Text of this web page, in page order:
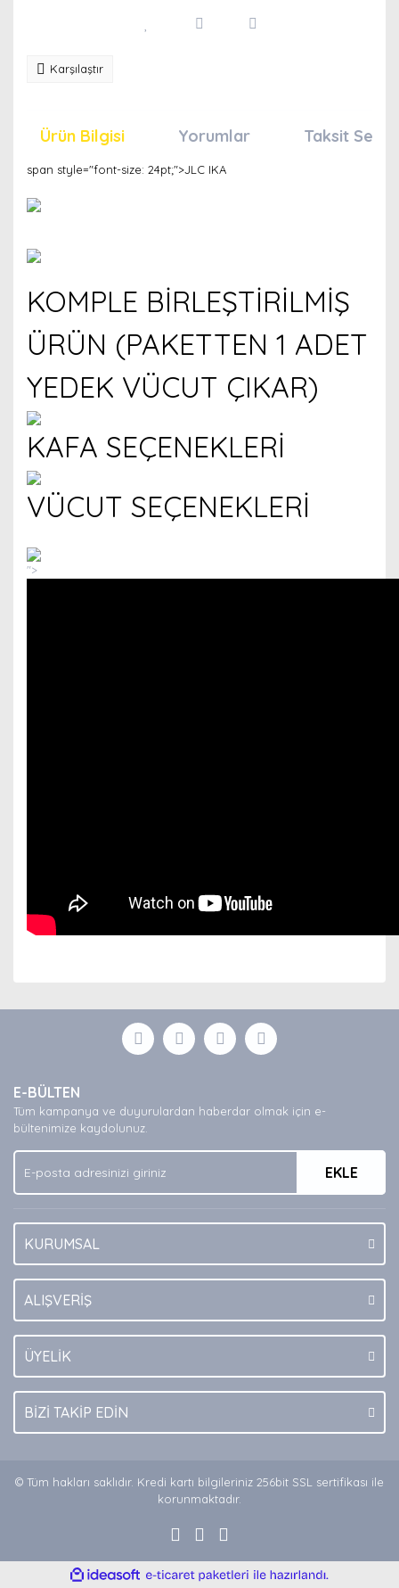
Karşılaştır
Ürün Bilgisi Yorumlar Taksit
span style="font-size: 24pt;">JLC IKA
KOMPLE BİRLEŞTİRİLMİŞ
ÜRÜN (PAKETTEN 1 ADET
YEDEK VÜCUT ÇIKAR)
KAFA SEÇENEKLERİ
VÜCUT SEÇENEKLERİ
">
Yorum Yaz
formunu kullanarak tarafımıza iletebilirsiniz.
Görüş ve önerileriniz için teşekkür ederiz.
Ürün açıklamasında eksik bilgiler bulunuyor.
Ürün bilgilerinde hatalar bulunuyor.
Ürün fiyatı diğer sitelerden daha pahalı.
Bu ürüne benzer farklı alternatifler olmalı.
E-BÜLTEN
Tüm kampanya ve duyurulardan haberdar olmak için e-
bültenimize kaydolunuz.
EKLE
KURUMSAL
ALIŞVERİŞ
ÜYELİK
BİZİ TAKİP EDİN
© Tüm hakları saklıdır. Kredi kartı bilgileriniz 256bit SSL sertifikası ile
korunmaktadır.
ideasoft
e-